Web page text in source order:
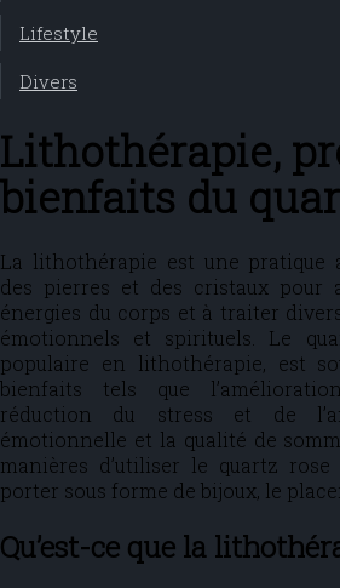
Lifestyle
Divers
Lithothérapie,
bienfaits du
La lithothérapie est une pratique
des pierres et des cristaux pour
énergies du corps et à traiter
émotionnels et spirituels. Le
populaire en lithothérapie, est
bienfaits tels que
réduction du stress et de
émotionnelle et la qualité de
manières d’utiliser le quartz
porter sous forme de bijoux, le
Qu’est-ce que la